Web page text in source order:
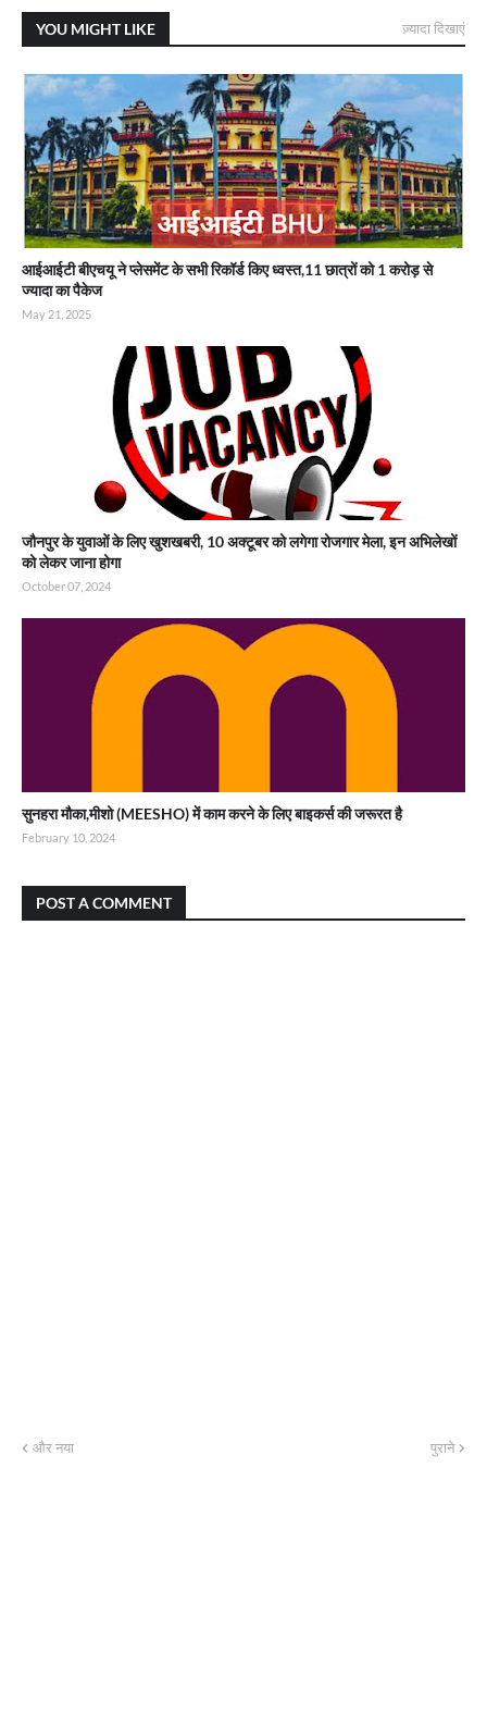
YOU MIGHT LIKE ज़्यादा दिखाएं
आईआईटी बीएचयू ने प्लेसमेंट के सभी रिकॉर्ड किए ध्वस्त,11 छात्रों को 1 करोड़ से
ज्यादा का पैकेज
May 21, 2025
जौनपुर के युवाओं के लिए खुशखबरी, 10 अक्टूबर को लगेगा रोजगार मेला, इन अभिलेखों
को लेकर जाना होगा
October 07, 2024
सुनहरा मौका,मीशो (MEESHO) में काम करने के लिए बाइकर्स की जरूरत है
February 10, 2024
POST A COMMENT
और नया पुराने